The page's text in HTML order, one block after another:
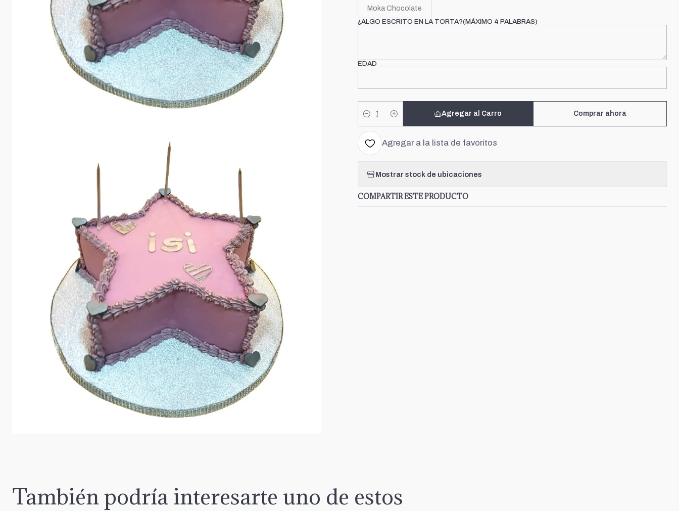
Moka Chocolate
¿ALGO ESCRITO EN LA TORTA?(MÁXIMO 4 PALABRAS)
EDAD
Cantidad
Agregar al Carro Comprar ahora
Agregar a la lista de favoritos
Mostrar stock de ubicaciones
COMPARTIR ESTE PRODUCTO
También podría interesarte uno de estos